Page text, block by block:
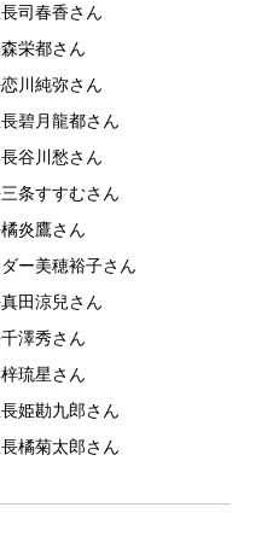
司春香さん
森栄都さん
恋川 純弥さん
碧月龍都さん
長谷川 愁さん
三条すすむさん
橘炎鷹さん
ー美穂裕子さん
真田涼兒さん
千澤秀さん
梓琉星さん
姫勘九郎さん
橘菊太郎さん